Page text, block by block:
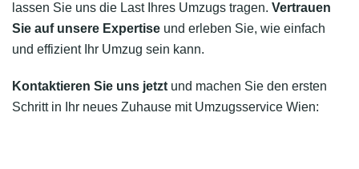
lassen Sie uns die Last Ihres Umzugs tragen. Vertrauen
Sie auf unsere Expertise und erleben Sie, wie einfach
und effizient Ihr Umzug sein kann.
Kontaktieren Sie uns jetzt und machen Sie den ersten
Schritt in Ihr neues Zuhause mit Umzugsservice Wien: